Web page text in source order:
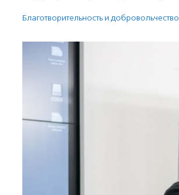
Благотвори­тель­ность и доброволь­чест­во